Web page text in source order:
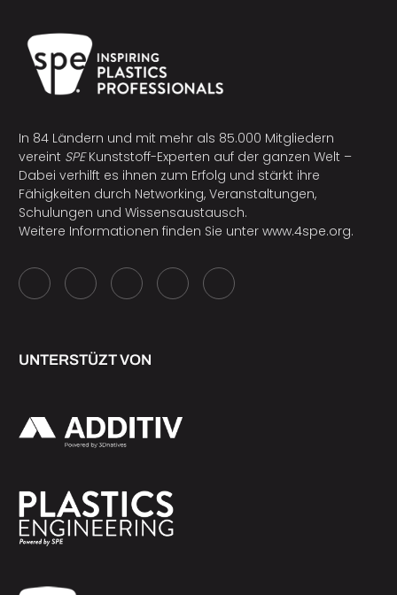
In 84 Ländern und mit mehr als 85.000 Mitgliedern
vereint SPEKunststoff-Experten auf der ganzen Welt –
Dabei verhilft es ihnen zum Erfolg und stärkt ihre
Fähigkeiten durch Networking, Veranstaltungen,
Schulungen und Wissensaustausch.
Weitere Informationen finden Sie unter www.4spe.org.
UNTERSTÜZT VON